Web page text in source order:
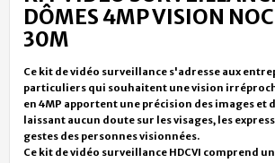
DÔMES 4MP VISION
30M
Ce kit de vidéo surveillance s'adresse aux
particuliers qui souhaitent une vision
en 4MP apportent une précision des images et
laissant aucun doute sur les visages, les
gestes des personnes visionnées.
Ce kit de vidéo surveillance HDCVI comprend